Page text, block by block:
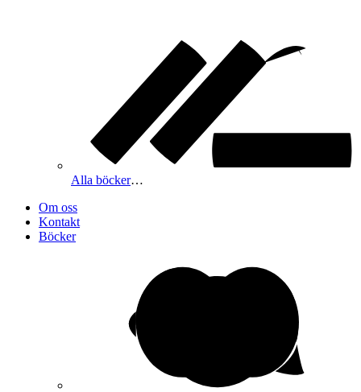
Alla böcker…
Om oss
Kontakt
Böcker